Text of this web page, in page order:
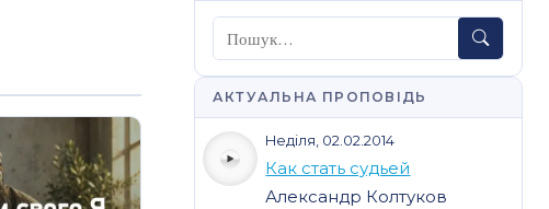
Пошук
АКТУАЛЬНА ПРОПОВІДЬ
Неділя, 02.02.2014
Как стать судьей
Александр Колтуков